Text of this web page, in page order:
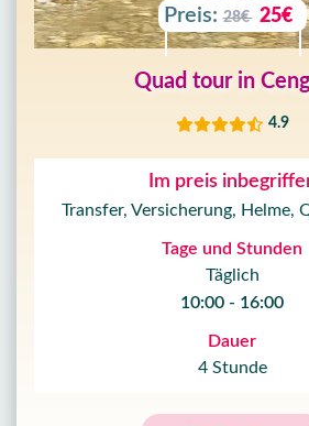
Preis: 28€ 25€
Quad tour in
4.9
Im preis
Transfer, Versicherung, Helme,
Tage und Stunden
Täglich
10:00 - 16:00
Dauer
4 Stunde